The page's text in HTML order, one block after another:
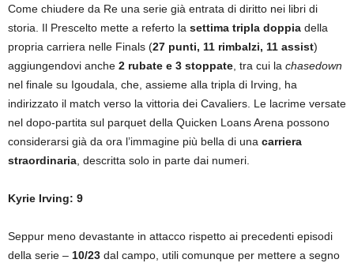
Come chiudere da Re una serie già entrata di diritto nei libri di
storia. Il Prescelto mette a referto la settima tripla doppia della
propria carriera nelle Finals (27 punti, 11 rimbalzi, 11 assist)
aggiungendovi anche 2 rubate e 3 stoppate, tra cui la chasedown
nel finale su Igoudala, che, assieme alla tripla di Irving, ha
indirizzato il match verso la vittoria dei Cavaliers. Le lacrime versate
nel dopo-partita sul parquet della Quicken Loans Arena possono
considerarsi già da ora l’immagine più bella di una carriera
straordinaria, descritta solo in parte dai numeri.
Kyrie Irving: 9
Seppur meno devastante in attacco rispetto ai precedenti episodi
della serie – 10/23 dal campo, utili comunque per mettere a segno